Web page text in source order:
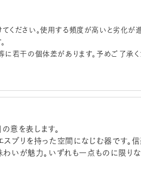
ください。使用する頻度が高いと劣化が
に若干の個体差があります。予めご了承
意を表します。
プリを持った空間になじむ器です。
いが魅力。いずれも一点ものに限り